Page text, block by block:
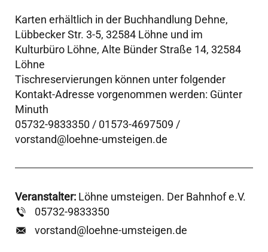
Karten erhältlich in der Buchhandlung Dehne,
Lübbecker Str. 3-5, 32584 Löhne und im
Kulturbüro Löhne, Alte Bünder Straße 14, 32584
Löhne
Tischreservierungen können unter folgender
Kontakt-Adresse vorgenommen werden: Günter
Minuth
05732-9833350 / 01573-4697509 /
vorstand@loehne-umsteigen.de
Veranstalter: Löhne umsteigen. Der Bahnhof e.V.
05732-9833350
vorstand@loehne-umsteigen.de